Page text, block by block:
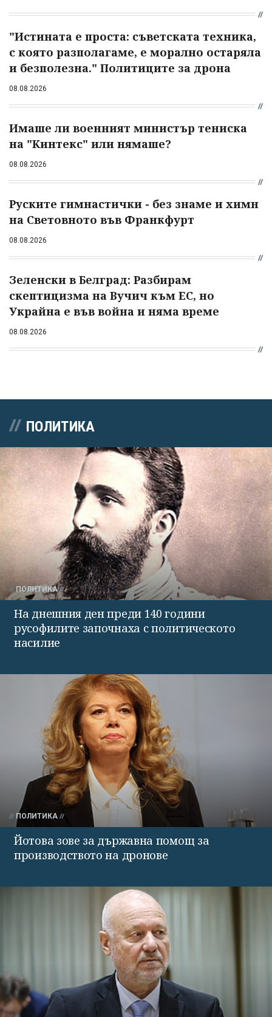
"Истината е проста: съветската техника,
с която разполагаме, е морално остаряла
и безполезна." Политиците за дрона
08.08.2026
Имаше ли военният министър тениска
на "Кинтекс" или нямаше?
08.08.2026
Руските гимнастички - без знаме и химн
на Световното във Франкфурт
08.08.2026
Зеленски в Белград: Разбирам
скептицизма на Вучич към ЕС, но
Украйна е във война и няма време
08.08.2026
ПОЛИТИКА
ПОЛИТИКА
На днешния ден преди 140 години
русофилите започнаха с политическото
насилие
ПОЛИТИКА
Йотова зове за държавна помощ за
производството на дронове